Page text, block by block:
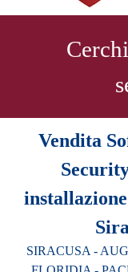
Vendita
SIRACUSA -